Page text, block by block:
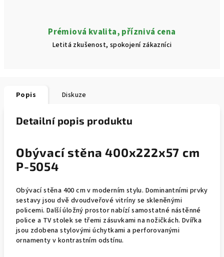
Prémiová kvalita, příznivá cena
Letitá zkušenost, spokojení zákazníci
Popis Diskuze
Detailní popis produktu
Obývací stěna 400x222x57 cm
P-5054
Obývacístěna 400 cm v moderním stylu. Dominantními prvky
sestavy jsou dvě dvoudveřové vitríny se skleněnými
policemi. Další úložný prostor nabízí samostatné nástěnné
police a TV stolek se třemi zásuvkami na nožičkách. Dvířka
jsou zdobena stylovými úchytkami a perforovanými
ornamenty v kontrastním odstínu.